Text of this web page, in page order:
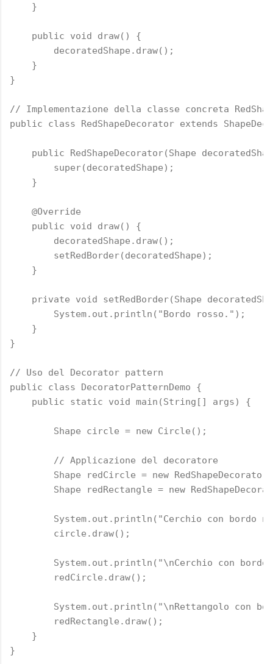
    }
    public void draw() {
        decoratedShape.draw();
    }
}
// Implementazione della classe concreta
public class RedShapeDecorator extends
public RedShapeDecorator(Shape
        super(decoratedShape);
    }
    @Override
    public void draw() {
        decoratedShape.draw();
        setRedBorder(decoratedShape);
    }
private void setRedBorder(Shape
        System.out.println("Bordo rosso.");
    }
}
// Uso del Decorator pattern
public class DecoratorPatternDemo {
    public static void main(String[] args) {
        Shape circle = new Circle();
        // Applicazione del decoratore
Shape redCircle = new
Shape redRectangle = new
System.out.println("Cerchio con bordo
        circle.draw();
System.out.println("\nCerchio con bordo
        redCircle.draw();
System.out.println("\nRettangolo con
        redRectangle.draw();
    }
}